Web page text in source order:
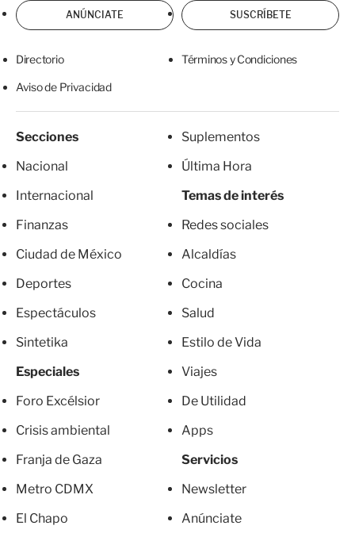
ANÚNCIATE SUSCRÍBETE
Directorio Términos y Condiciones
Aviso de Privacidad
Secciones
Nacional
Internacional
Finanzas
Ciudad de México
Deportes
Espectáculos
Sintetika
Especiales
Foro Excélsior
Crisis ambiental
Franja de Gaza
Metro CDMX
El Chapo
Suplementos
Última Hora
Temas de interés
Redes sociales
Alcaldías
Cocina
Salud
Estilo de Vida
Viajes
De Utilidad
Apps
Servicios
Newsletter
Anúnciate